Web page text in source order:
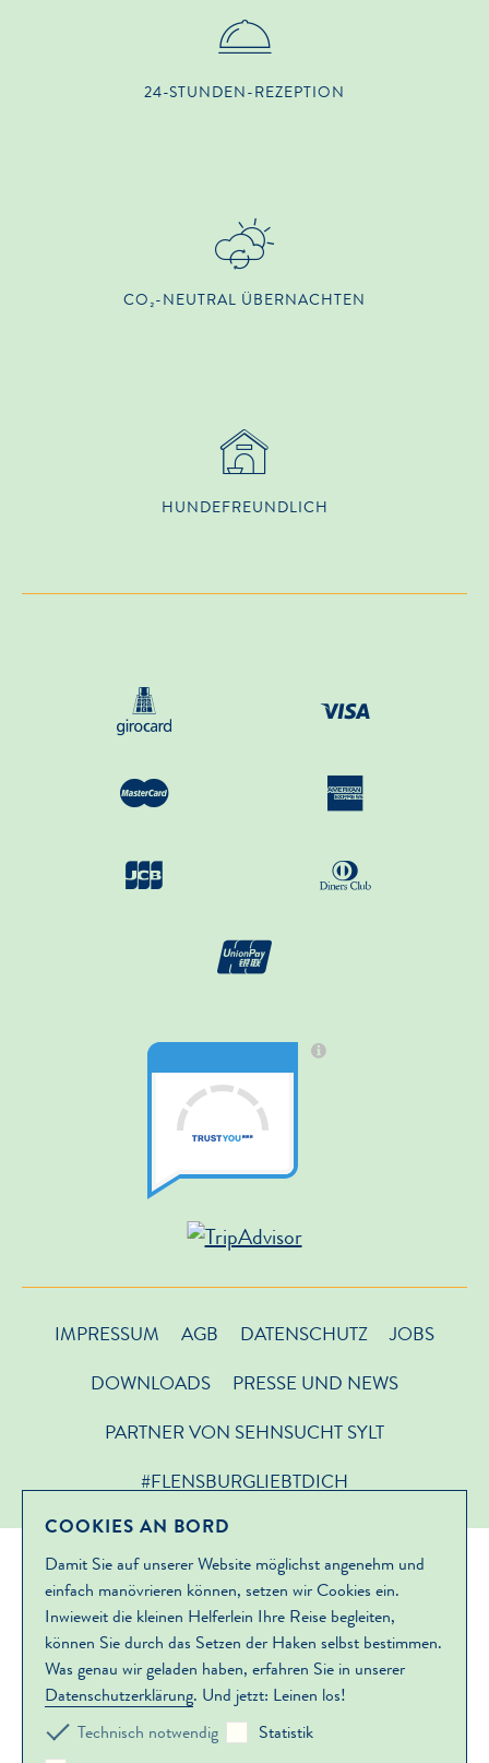
24-STUNDEN-REZEPTION
CO₂-NEUTRAL ÜBERNACHTEN
HUNDE­FREUNDLICH
IMPRESSUM AGB DATENSCHUTZ
JOBS
DOWNLOADS
PRESSE UND NEWS
PARTNER VON SEHNSUCHT SYLT
#FLENSBURGLIEBTDICH
COOKIES AN BORD
Damit Sie auf unserer Website möglichst angenehm und
einfach manövrieren können, setzen wir Cookies ein.
Inwieweit die kleinen Helferlein Ihre Reise begleiten,
können Sie durch das Setzen der Haken selbst bestimmen.
Was genau wir geladen haben, erfahren Sie in unserer
Datenschutzerklärung. Und jetzt: Leinen los!
Technisch notwendig
Statistik